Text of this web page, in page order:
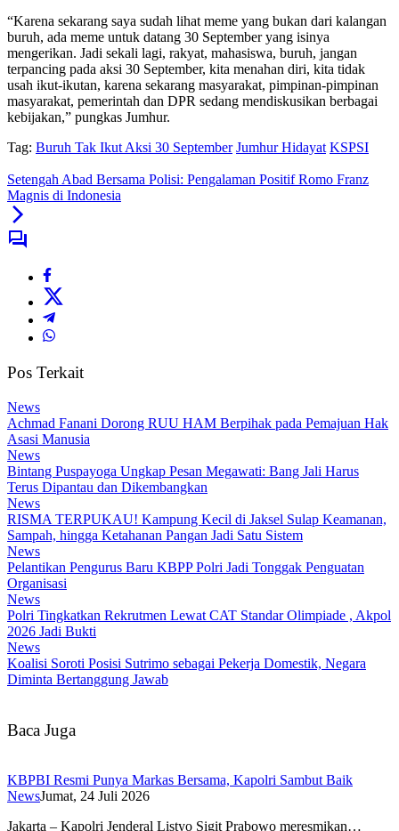
“Karena sekarang saya sudah lihat meme yang bukan dari kalangan
buruh, ada meme untuk datang 30 September yang isinya
mengerikan. Jadi sekali lagi, rakyat, mahasiswa, buruh, jangan
terpancing pada aksi 30 September, kita menahan diri, kita tidak
usah ikut-ikutan, karena sekarang masyarakat, pimpinan-pimpinan
masyarakat, pemerintah dan DPR sedang mendiskusikan berbagai
kebijakan,” pungkas Jumhur.
Tag: Buruh Tak Ikut Aksi 30 September Jumhur Hidayat KSPSI
Setengah Abad Bersama Polisi: Pengalaman Positif Romo Franz
Magnis di Indonesia
Pos Terkait
News
Achmad Fanani Dorong RUU HAM Berpihak pada Pemajuan Hak
Asasi Manusia
News
Bintang Puspayoga Ungkap Pesan Megawati: Bang Jali Harus
Terus Dipantau dan Dikembangkan
News
RISMA TERPUKAU! Kampung Kecil di Jaksel Sulap Keamanan,
Sampah, hingga Ketahanan Pangan Jadi Satu Sistem
News
Pelantikan Pengurus Baru KBPP Polri Jadi Tonggak Penguatan
Organisasi
News
Polri Tingkatkan Rekrutmen Lewat CAT Standar Olimpiade , Akpol
2026 Jadi Bukti
News
Koalisi Soroti Posisi Sutrimo sebagai Pekerja Domestik, Negara
Diminta Bertanggung Jawab
Baca Juga
KBPBI Resmi Punya Markas Bersama, Kapolri Sambut Baik
NewsJumat, 24 Juli 2026
Jakarta – Kapolri Jenderal Listyo Sigit Prabowo meresmikan…